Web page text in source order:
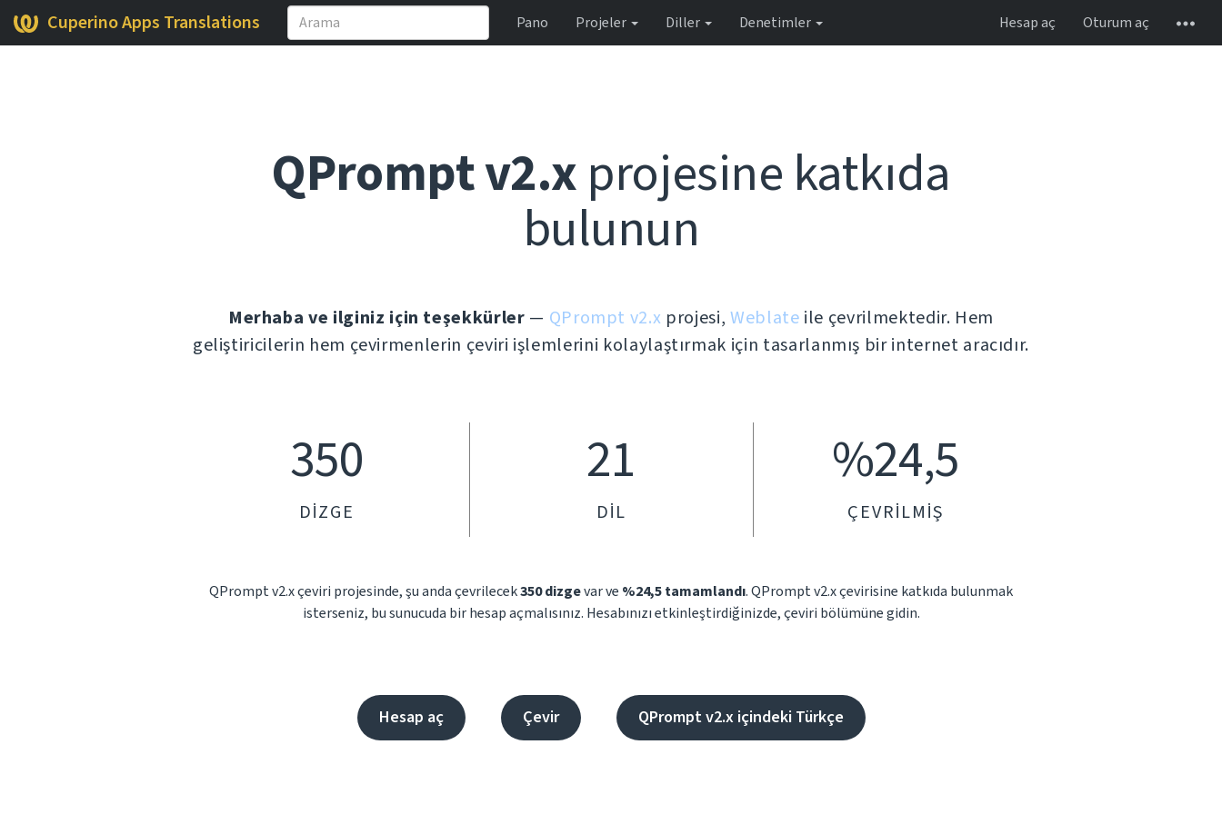
Cuperino Apps Translations Pano Projeler Diller Denetimler Hesap aç Oturum aç
QPrompt v2.x projesine katkıda
bulunun
Merhaba ve ilginiz için teşekkürler — QPrompt v2.x projesi, Weblate ile çevrilmektedir. Hem
geliştiricilerin hem çevirmenlerin çeviri işlemlerini kolaylaştırmak için tasarlanmış bir internet aracıdır.
350
DIZGE
21
DIL
%24,5
ÇEVRILMIŞ
QPrompt v2.x çeviri projesinde, şu anda çevrilecek350 dizgevar ve %24,5 tamamlandı. QPrompt v2.x çevirisine katkıda bulunmak
isterseniz, bu sunucuda bir hesap açmalısınız. Hesabınızı etkinleştirdiğinizde, çeviri bölümüne gidin.
Hesap aç Çevir QPrompt v2.x içindeki Türkçe